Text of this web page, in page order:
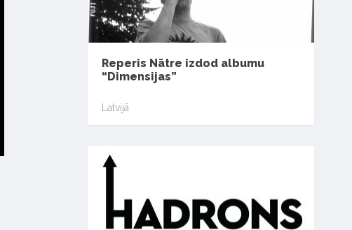
Reperis Nātre izdod albumu
“Dimensijas”
Latvijā